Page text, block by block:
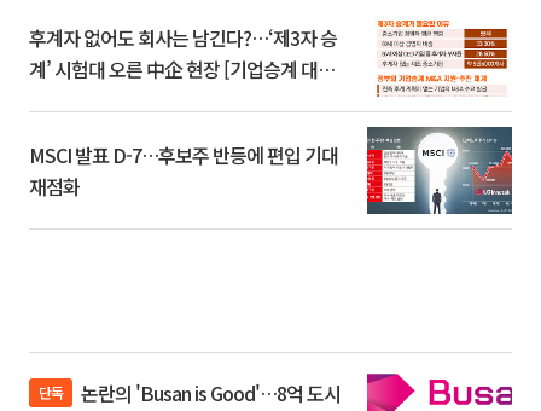
후계자 없어도 회사는 남긴다?…‘제3자 승
계’ 시험대 오른 中企 현장 [기업승계 대전
MSCI 발표 D-7…후보주 반등에 편입 기대
재점화
단독